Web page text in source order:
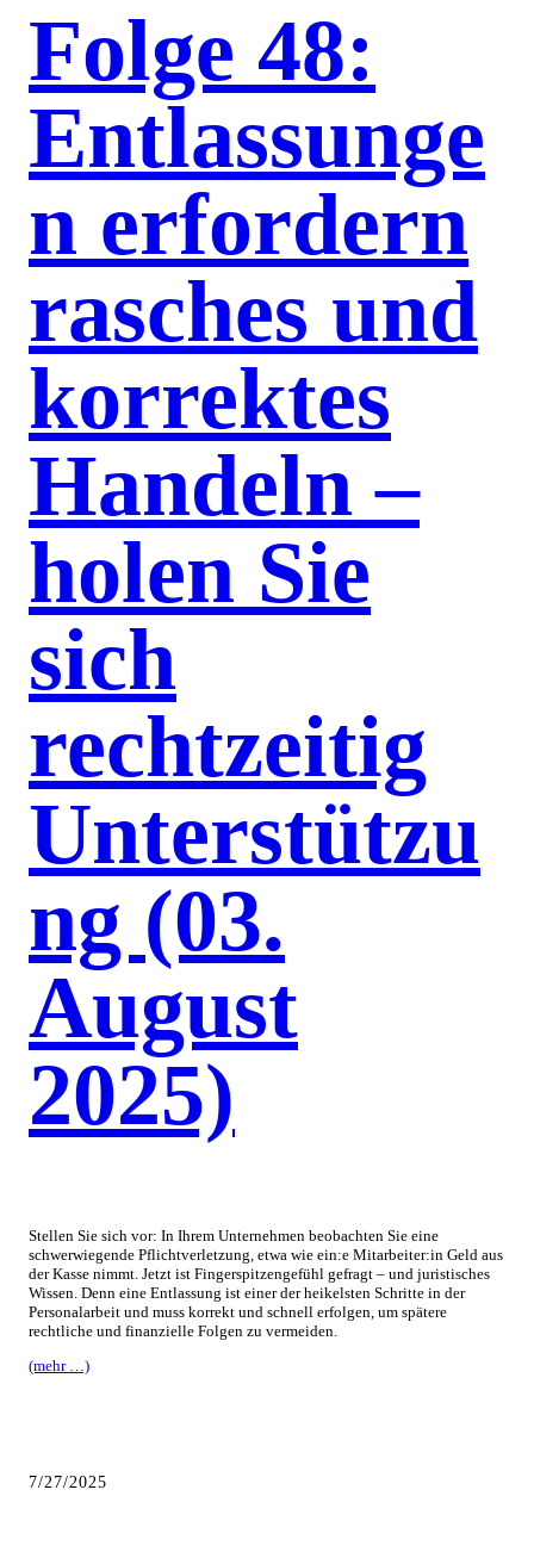
Folge 48:
Entlassunge
n erfordern
rasches und
korrektes
Handeln –
holen Sie
sich
rechtzeitig
Unterstützu
ng (03.
August
2025)
Stellen Sie sich vor: In Ihrem Unternehmen beobachten Sie eine
schwerwiegende Pflichtverletzung, etwa wie ein:e Mitarbeiter:in Geld aus
der Kasse nimmt. Jetzt ist Fingerspitzengefühl gefragt – und juristisches
Wissen. Denn eine Entlassung ist einer der heikelsten Schritte in der
Personalarbeit und muss korrekt und schnell erfolgen, um spätere
rechtliche und finanzielle Folgen zu vermeiden.
(mehr …)
7/27/2025